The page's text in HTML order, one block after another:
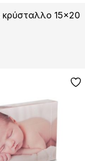
15×20